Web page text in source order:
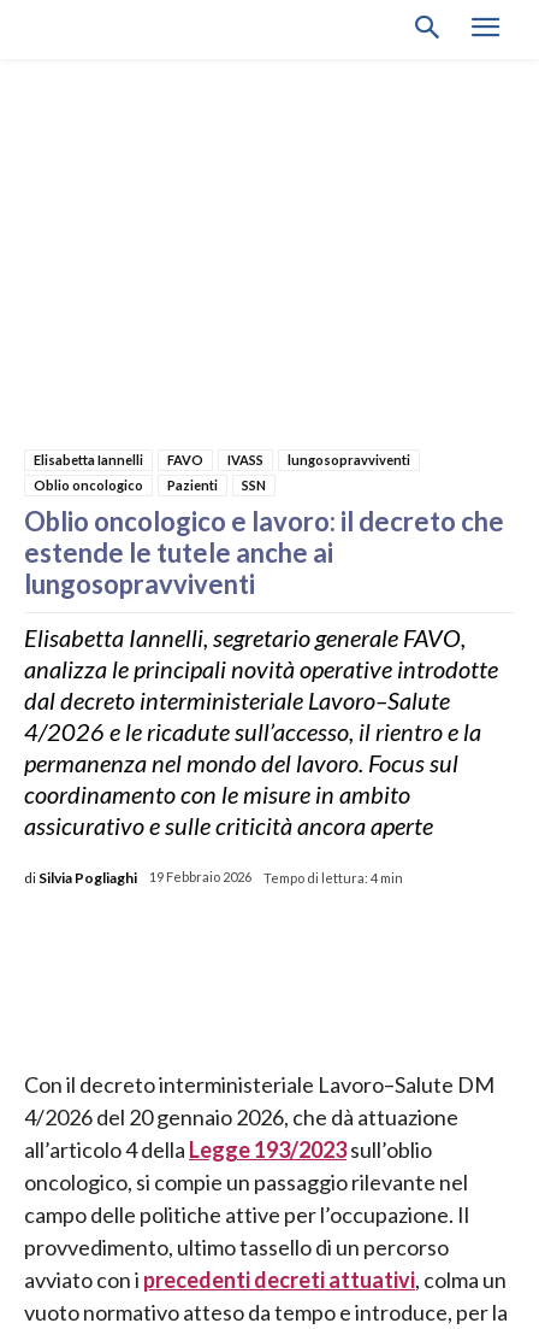
Elisabetta Iannelli FAVO IVASS
lungosopravviventi
Oblio oncologico
Pazienti SSN
Oblio oncologico e lavoro: il decreto che
estende le tutele anche ai
lungosopravviventi
Elisabetta Iannelli, segretario generale FAVO,
analizza le principali novità operative introdotte
dal decreto interministeriale Lavoro–Salute
4/2026 e le ricadute sull’accesso, il rientro e la
permanenza nel mondo del lavoro. Focus sul
coordinamento con le misure in ambito
assicurativo e sulle criticità ancora aperte
di Silvia Pogliaghi 19 Febbraio 2026 Tempo di lettura: 4 min
Con il decreto interministeriale Lavoro–Salute DM
4/2026 del 20 gennaio 2026, che dà attuazione
all’articolo 4 della Legge 193/2023sull’oblio
oncologico, si compie un passaggio rilevante nel
campo delle politiche attive per l’occupazione. Il
provvedimento, ultimo tassello di un percorso
avviato con i precedenti decreti attuativi, colma un
vuoto normativo atteso da tempo e introduce, per la